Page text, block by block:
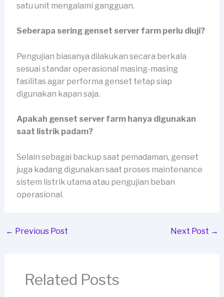
satu unit mengalami gangguan.
Seberapa sering genset server farm perlu diuji?
Pengujian biasanya dilakukan secara berkala
sesuai standar operasional masing-masing
fasilitas agar performa genset tetap siap
digunakan kapan saja.
Apakah genset server farm hanya digunakan
saat listrik padam?
Selain sebagai backup saat pemadaman, genset
juga kadang digunakan saat proses maintenance
sistem listrik utama atau pengujian beban
operasional.
← Previous Post Next Post →
Related Posts